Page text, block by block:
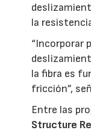
la
“Incorporar
la fibra es
fricción”,
Entre las
Structure